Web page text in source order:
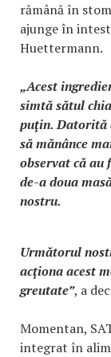
rămână în
ajunge în
Huettermann.
„Acest
simtă sătul
puţin. Datorită
să mănânce
observat că au
de-a doua
nostru.
Următorul
acţiona acest
greutate”, a
Momentan,
integrat în